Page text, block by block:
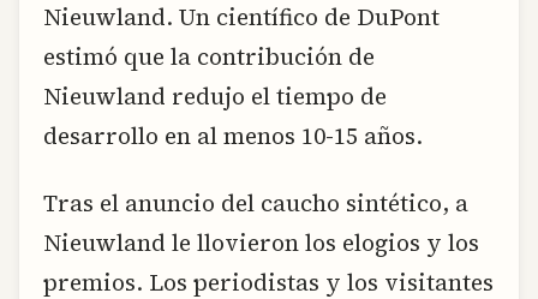
Nieuwland. Un científico de DuPont
estimó que la contribución de
Nieuwland redujo el tiempo de
desarrollo en al menos 10-15 años.
Tras el anuncio del caucho sintético, a
Nieuwland le llovieron los elogios y los
premios. Los periodistas y los visitantes